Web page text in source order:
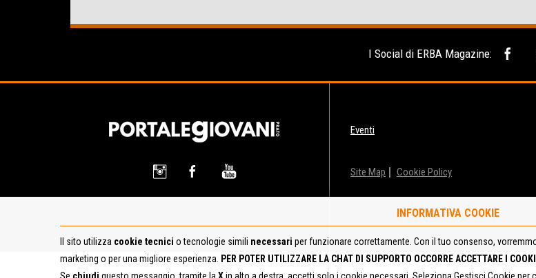
I Social di ERBA Magazine:
Eventi
Site Map Cookie Policy
INFORMATIVA COOKIE
Il sito utilizza cookie tecnici o tecnologie simili necessari per funzionare correttamente. Con il tuo consenso,
marketing o per una migliore esperienza.
PER POTER UTILIZZARE LA CHAT DI SUPPORTO OCCORRE ACCETTARE I